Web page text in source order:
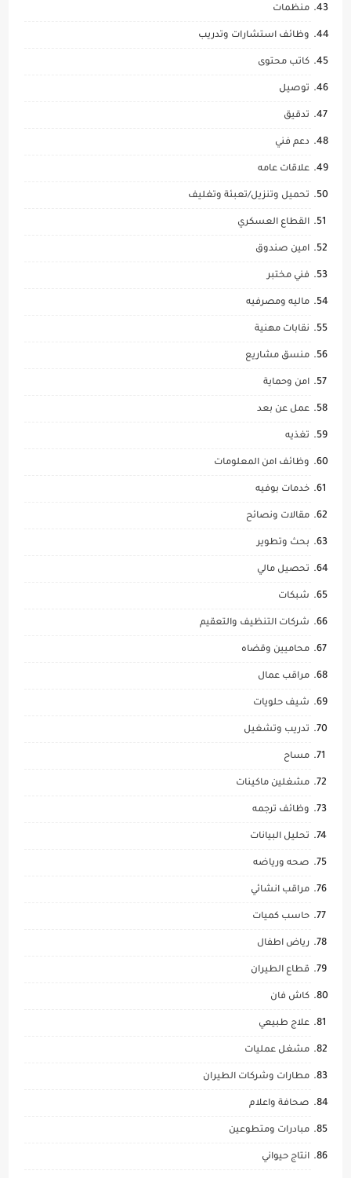
منظمات
وظائف استشارات وتدريب
كاتب محتوى
توصيل
تدقيق
دعم فني
علاقات عامه
تحميل وتنزيل/تعبئة وتغليف
القطاع العسكري
امين صندوق
فني مختبر
ماليه ومصرفيه
نقابات مهنية
منسق مشاريع
امن وحماية
عمل عن بعد
تغذيه
وظائف امن المعلومات
خدمات بوفيه
مقالات ونصائح
بحث وتطوير
تحصيل مالي
شبكات
شركات التنظيف والتعقيم
محاميين وقضاه
مراقب عمال
شيف حلويات
تدريب وتشغيل
مساح
مشغلين ماكينات
وظائف ترجمه
تحليل البيانات
صحه ورياضه
مراقب انشائي
حاسب كميات
رياض اطفال
قطاع الطيران
كاش فان
علاج طبيعي
مشغل عمليات
مطارات وشركات الطيران
صحافة واعلام
مبادرات ومتطوعين
انتاج حيواني